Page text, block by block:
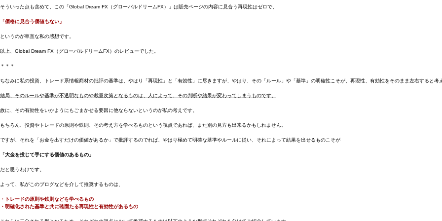
そういった点も含めて、この「Global Dream FX（グローバルドリームFX）」は販売ページの内容に見合う再現性はゼロで、
「価格に見合う価値もない」
というのが率直な私の感想です。
以上、Global Dream FX（グローバルドリームFX）のレビューでした。
＊＊＊
ちなみに私の投資、トレード系情報商材の批評の基準は、やはり「再現性」と「有効性」に尽きますが、やはり、その「ルール」や「基準」の明確性こそが、再現性、有効性をそのまま左右すると考
結局、そのルールや基準が不透明なものや裁量次第となるものは、人によって、その判断や結果が変わってしまうものです。
故に、その有効性をいかようにもごまかせる要因に他ならないというのが私の考えです。
もちろん、投資やトレードの原則や鉄則、その考え方を学べるものという視点であれば、また別の見方も出来るかもしれません。
ですが、それを「お金を出すだけの価値があるか」で批評するのでれば、やはり極めて明確な基準やルールに従い、それによって結果を出せるものこそが
「大金を投じて手にする価値のあるもの」
だと思うわけです。
よって、私がこのブログなどを介して推奨するものは、
・トレードの原則や鉄則などを学べるもの
・明確化された基準と共に確固たる再現性と有効性があるもの